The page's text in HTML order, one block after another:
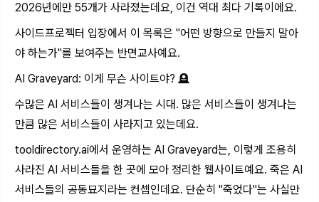
2026년에만 55개가 사라졌는데요, 이건 역대 최다 기록이에요.
사이드프로젝터 입장에서 이 목록은 "어떤 방향으로 만들지 말아
야 하는가"를 보여주는 반면교사예요.
AI Graveyard: 이게 무슨 사이트야? 🪦
수많은 AI 서비스들이 생겨나는 시대. 많은 서비스들이 생겨나는
만큼 많은 서비스들이 사라지고 있는데요.
tooldirectory.ai에서 운영하는 AI Graveyard는, 이렇게 조용히
사라진 AI 서비스들을 한 곳에 모아 정리한 웹사이트예요. 죽은 AI
서비스들의 공동묘지라는 컨셉인데요. 단순히 "죽었다"는 사실만